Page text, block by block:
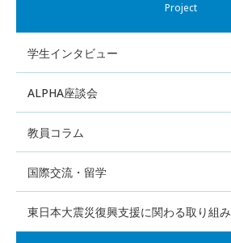
Project
学生インタビュー
ALPHA座談会
教員コラム
国際交流・留学
東日本大震災復興支援に関わる取り組み